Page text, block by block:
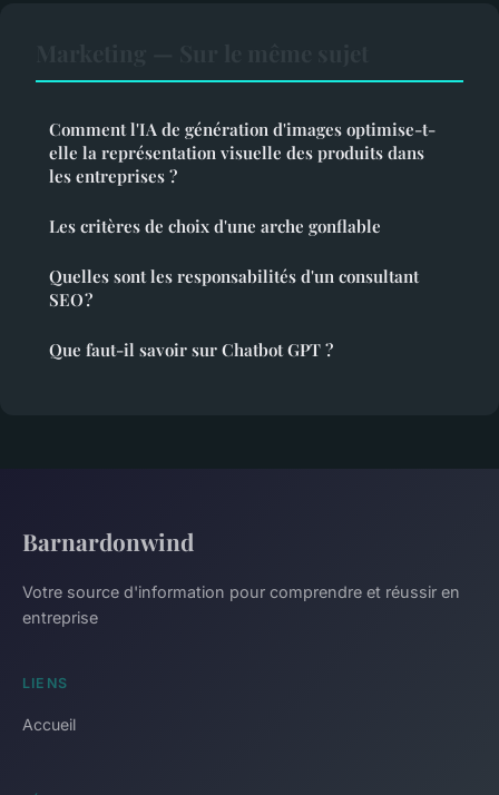
Comment l'IA de génération d'images optimise-t-
elle la représentation visuelle des produits dans
les entreprises ?
Les critères de choix d'une arche gonflable
Quelles sont les responsabilités d'un consultant
SEO ?
Que faut-il savoir sur Chatbot GPT ?
Barnardonwind
Votre source d'information pour comprendre et réussir en
entreprise
LIENS
Accueil